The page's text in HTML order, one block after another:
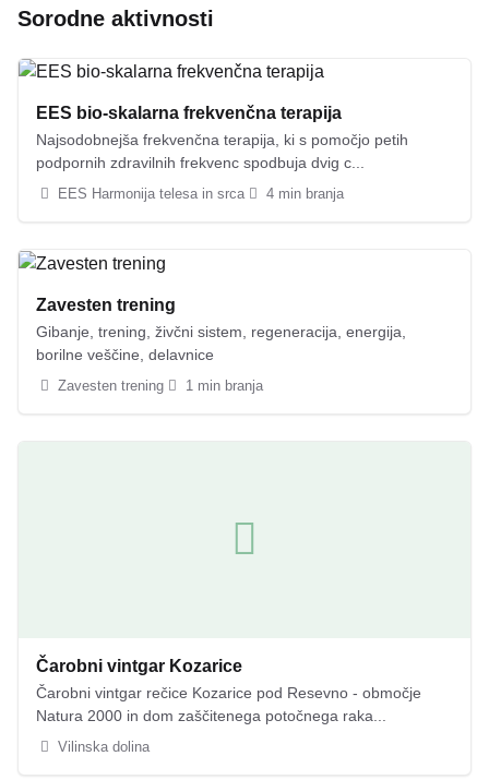
Sorodne aktivnosti
EES bio-skalarna frekvenčna terapija
Najsodobnejša frekvenčna terapija, ki s pomočjo petih
podpornih zdravilnih frekvenc spodbuja dvig c...
EES Harmonija telesa in srca 4 min branja
Zavesten trening
Gibanje, trening, živčni sistem, regeneracija, energija,
borilne veščine, delavnice
Zavesten trening 1 min branja
Čarobni vintgar Kozarice
Čarobni vintgar rečice Kozarice pod Resevno - območje
Natura 2000 in dom zaščitenega potočnega raka...
Vilinska dolina